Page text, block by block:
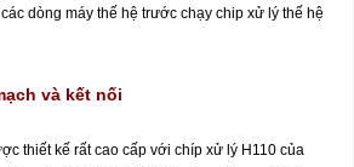
dòng máy thế hệ trước chạy chip xử lý thế hệ
và kết nối
thiết kế rất cao cấp với chíp xử lý H110 của